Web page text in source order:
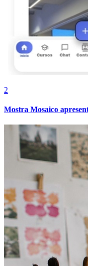
Atlético-MG
2
Mostra Mosaico